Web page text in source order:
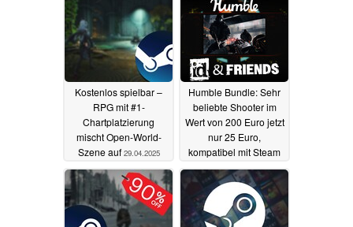
Kostenlos spielbar –
RPG mit #1-
Chartplatzierung
mischt Open-World-
Szene auf 29.04.2025
Humble Bundle: Sehr
beliebte Shooter im
Wert von 200 Euro jetzt
nur 25 Euro,
kompatibel mit Steam
Deck27.04.2025